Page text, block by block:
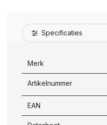
Specificaties
Merk
Artikelnummer
EAN